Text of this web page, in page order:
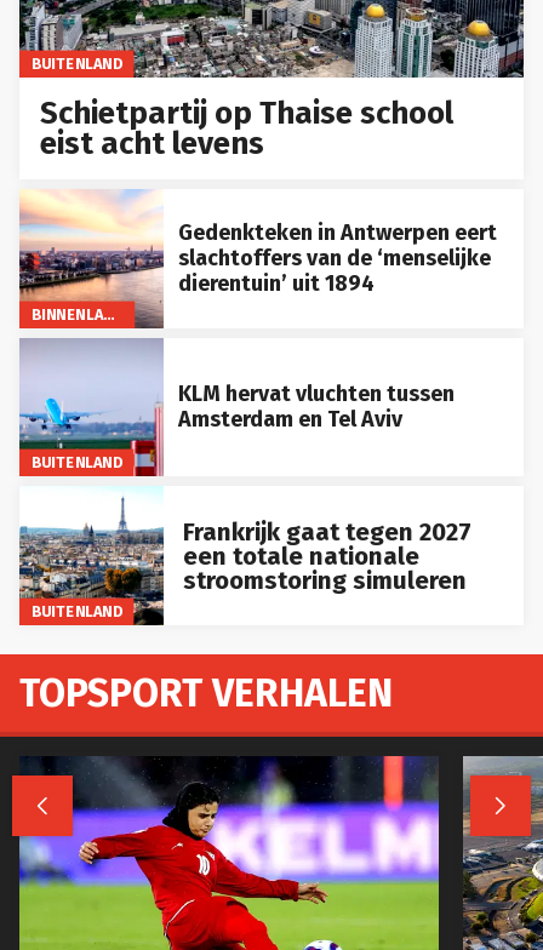
BUITENLAND
Schietpartij op Thaise school
eist acht levens
BINNENLAND
Gedenkteken in Antwerpen eert
slachtoffers van de ‘menselijke
dierentuin’ uit 1894
BUITENLAND
KLM hervat vluchten tussen
Amsterdam en Tel Aviv
BUITENLAND
Frankrijk gaat tegen 2027
een totale nationale
stroomstoring simuleren
TOPSPORT VERHALEN
 